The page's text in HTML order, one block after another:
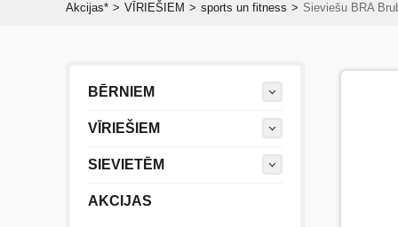
Akcijas* > VĪRIEŠIEM > sports un fitness > Sieviešu BRA
BĒRNIEM
VĪRIEŠIEM
SIEVIETĒM
AKCIJAS